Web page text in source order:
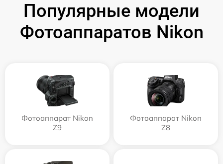
Популярные модели
Фотоаппаратов Nikon
Фотоаппарат Nikon
Z9
Фотоаппарат Nikon
Z8